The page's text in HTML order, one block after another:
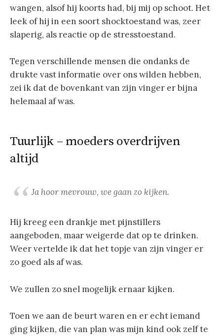
wangen, alsof hij koorts had, bij mij op schoot. Het
leek of hij in een soort shocktoestand was, zeer
slaperig, als reactie op de stresstoestand.
Tegen verschillende mensen die ondanks de
drukte vast informatie over ons wilden hebben,
zei ik dat de bovenkant van zijn vinger er bijna
helemaal af was.
Tuurlijk – moeders overdrijven
altijd
Ja hoor mevrouw, we gaan zo kijken.
Hij kreeg een drankje met pijnstillers
aangeboden, maar weigerde dat op te drinken.
Weer vertelde ik dat het topje van zijn vinger er
zo goed als af was.
We zullen zo snel mogelijk ernaar kijken.
Toen we aan de beurt waren en er echt iemand
ging kijken, die van plan was mijn kind ook zelf te